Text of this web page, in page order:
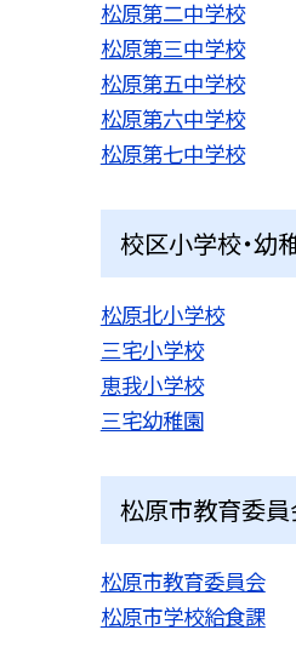
松原第二中学校
松原第三中学校
松原第五中学校
松原第六中学校
松原第七中学校
校区小学校・幼
松原北小学校
三宅小学校
恵我小学校
三宅幼稚園
松原市教育委
松原市教育委員会
松原市学校給食課